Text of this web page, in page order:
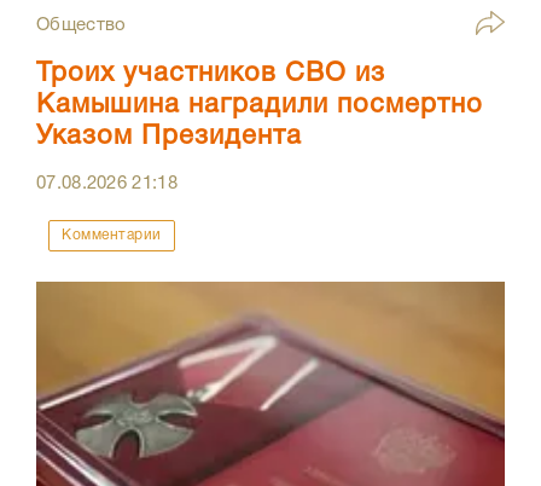
Общество
Троих участников СВО из
Камышина наградили посмертно
Указом Президента
07.08.202621:18
Комментарии